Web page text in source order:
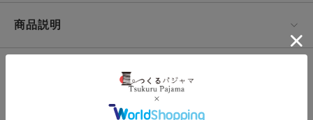
商品説明